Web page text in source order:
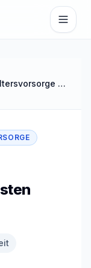
springen
Altersvorsorge für Selbstständige: Die besten Strategien für 2026